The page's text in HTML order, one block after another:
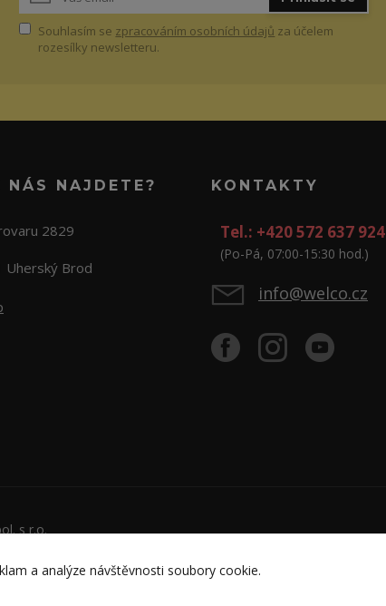
Souhlasím se zpracováním osobních údajů za účelem
rozesílky newsletteru.
NÁS NAJDETE?
2829
Uherský Brod
KONTAKTY
Tel.: +420 572 637 924
(Po-Pá, 07:00-15:30 hod.)
info@welco.cz
s r.o.
a analýze návštěvnosti soubory cookie.